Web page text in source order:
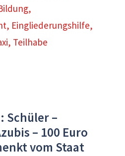
,
, Eingliederungshilfe,
, Teilhabe
Schüler –
– 100 Euro
vom Staat